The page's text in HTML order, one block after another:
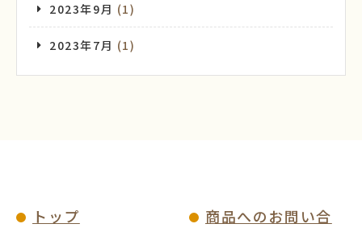
2023年9月 (1)
2023年7月 (1)
トップ
商品へのお問い合